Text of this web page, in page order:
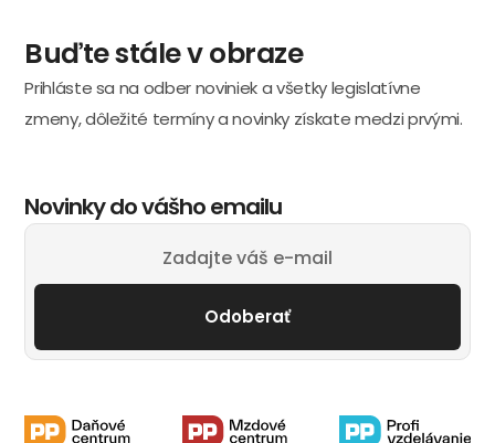
Buďte stále v obraze
Prihláste sa na odber noviniek a všetky legislatívne
zmeny, dôležité termíny a novinky získate medzi prvými.
Novinky do vášho emailu
Odoberať